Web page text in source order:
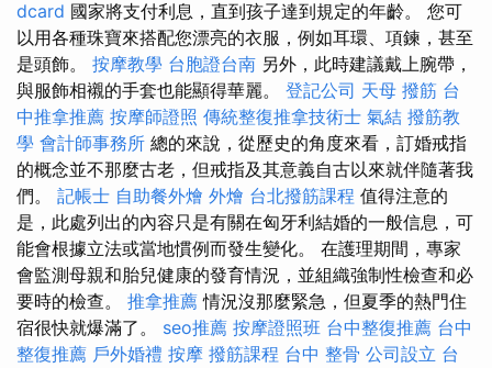
dcard 國家將支付利息，直到孩子達到規定的年齡。 您可
以用各種珠寶來搭配您漂亮的衣服，例如耳環、項鍊，甚至
是頭飾。 按摩教學 台胞證台南 另外，此時建議戴上腕帶，
與服飾相襯的手套也能顯得華麗。 登記公司 天母 撥筋 台
中推拿推薦 按摩師證照 傳統整復推拿技術士 氣結 撥筋教
學 會計師事務所 總的來說，從歷史的角度來看，訂婚戒指
的概念並不那麼古老，但戒指及其意義自古以來就伴隨著我
們。 記帳士 自助餐外燴 外燴 台北撥筋課程 值得注意的
是，此處列出的內容只是有關在匈牙利結婚的一般信息，可
能會根據立法或當地慣例而發生變化。 在護理期間，專家
會監測母親和胎兒健康的發育情況，並組織強制性檢查和必
要時的檢查。 推拿推薦 情況沒那麼緊急，但夏季的熱門住
宿很快就爆滿了。 seo推薦 按摩證照班 台中整復推薦 台中
整復推薦 戶外婚禮 按摩 撥筋課程 台中 整骨 公司設立 台